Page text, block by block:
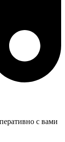
с вами